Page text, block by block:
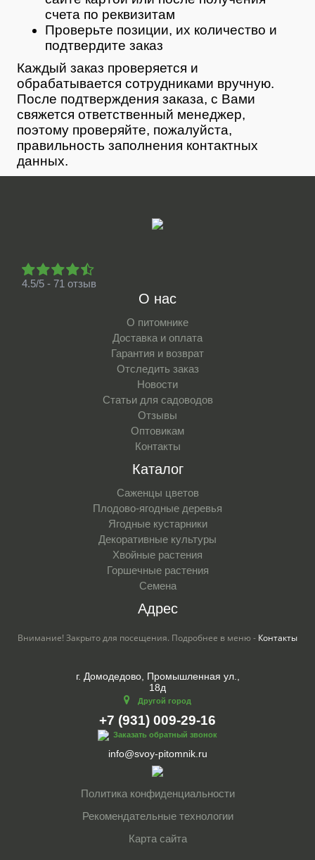
счета по реквизитам
Проверьте позиции, их количество и
подтвердите заказ
Каждый заказ проверяется и
обрабатывается сотрудниками вручную.
После подтверждения заказа, с Вами
свяжется ответственный менеджер,
поэтому проверяйте, пожалуйста,
правильность заполнения контактных
данных.
4.5/5 - 71 отзыв
О нас
О питомнике
Доставка и оплата
Гарантия и возврат
Отследить заказ
Новости
Статьи для садоводов
Отзывы
Оптовикам
Контакты
Каталог
Саженцы цветов
Плодово-ягодные деревья
Ягодные кустарники
Декоративные культуры
Хвойные растения
Горшечные растения
Семена
Адрес
Внимание! Закрыто для посещения. Подробнее в меню - Контакты
г. Домодедово, Промышленная ул.,
18д
Другой город
+7 (931) 009-29-16
Заказать обратный звонок
info@svoy-pitomnik.ru
Политика конфиденциальности
Рекомендательные технологии
Карта сайта